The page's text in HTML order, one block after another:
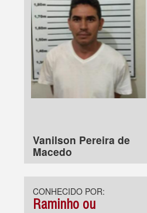
Vanilson Pereira de
Macedo
CONHECIDO POR:
Raminho ou